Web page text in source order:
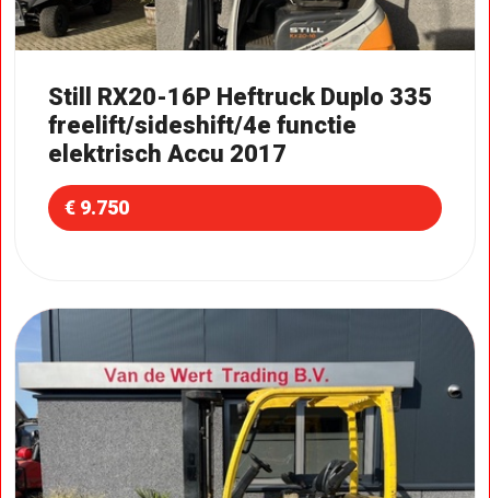
Still RX20-16P Heftruck Duplo 335
freelift/sideshift/4e functie
elektrisch Accu 2017
€ 9.750